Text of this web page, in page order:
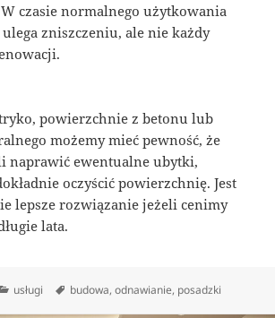
czasie normalnego użytkowania
ulega zniszczeniu, ale nie każdy
powierzchnie z betonu lub
możemy mieć pewność, że
naprawić ewentualne ubytki,
oczyścić powierzchnię. Jest
lepsze rozwiązanie jeżeli cenimy
lata.
Kategorie
usługi Tagi
budowa,odnawianie, posadzki